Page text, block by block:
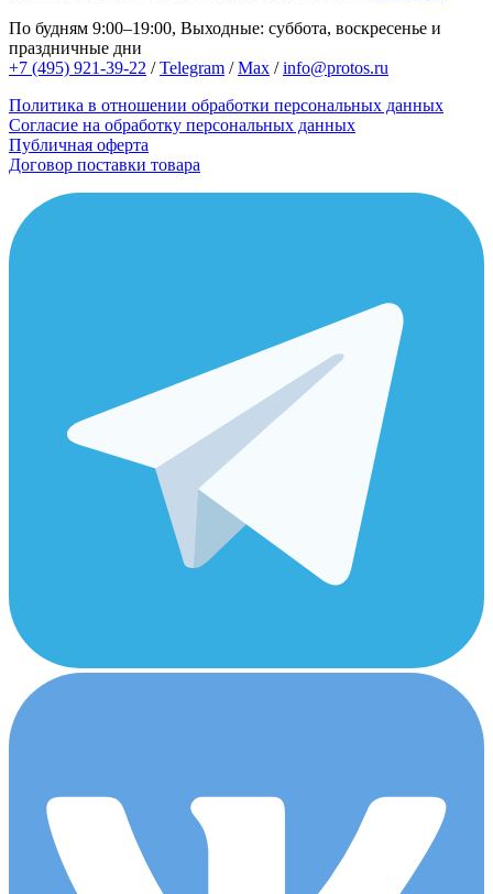
По будням 9:00–19:00, Выходные: суббота, воскресенье и
праздничные дни
+7 (495) 921-39-22 /Telegram /Max /info@protos.ru
Политика в отношении обработки персональных данных
Согласие на обработку персональных данных
Публичная оферта
Договор поставки товара